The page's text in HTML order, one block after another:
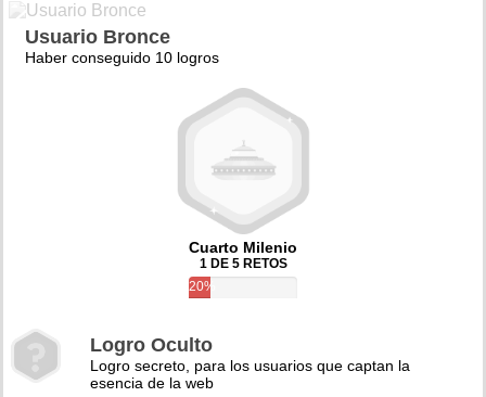
Usuario Bronce
Haber conseguido 10 logros
Cuarto Milenio
1 DE 5 RETOS
20%
Logro Oculto
Logro secreto, para los usuarios que captan la
esencia de la web